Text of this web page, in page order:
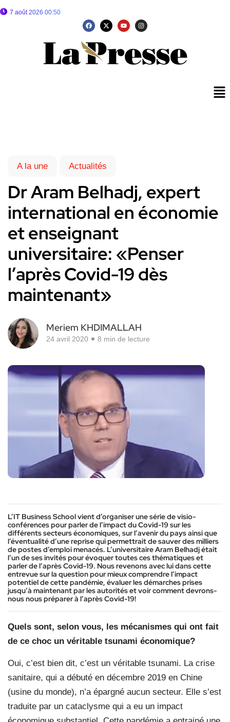
7 août 2026 00:50
A la une Actualités
Dr Aram Belhadj, expert
international en économie
et enseignant
universitaire: «Penser
l’après Covid-19 dès
maintenant»
Meriem KHDIMALLAH
24 avril 2020 8 min de lecture
L’IT Business School vient d’organiser une série de visio-
conférences pour parler de l’impact du Covid-19 sur les
différents secteurs économiques, sur l’avenir du pays ainsi que
l’éventualité d’une reprise qui permettrait de sauver des milliers
de postes d’emploi menacés. L’universitaire Aram Belhadj était
l’un de ses invités pour évoquer toutes ces thématiques et
parler de l’après Covid-19. Nous revenons avec lui dans cette
entrevue sur la question pour mieux comprendre l’impact
potentiel de cette pandémie, évaluer les démarches prises
jusqu’à maintenant par les autorités et voir comment devrons-
nous nous préparer à l’après Covid-19!
Quels sont, selon vous, les mécanismes qui ont fait
de ce choc un véritable tsunami économique?
Oui, c’est bien dit, c’est un véritable tsunami. La crise
sanitaire, qui a débuté en décembre 2019 en Chine
(usine du monde), n’a épargné aucun secteur. Elle s’est
traduite par un cataclysme qui a eu un impact